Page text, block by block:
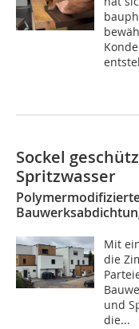
Sockel
Spritzwasser
Mit
die
und
die...